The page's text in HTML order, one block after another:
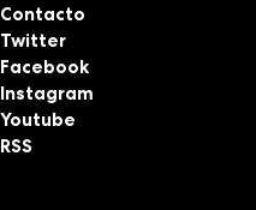
Contacto
Twitter
Facebook
Instagram
Youtube
RSS